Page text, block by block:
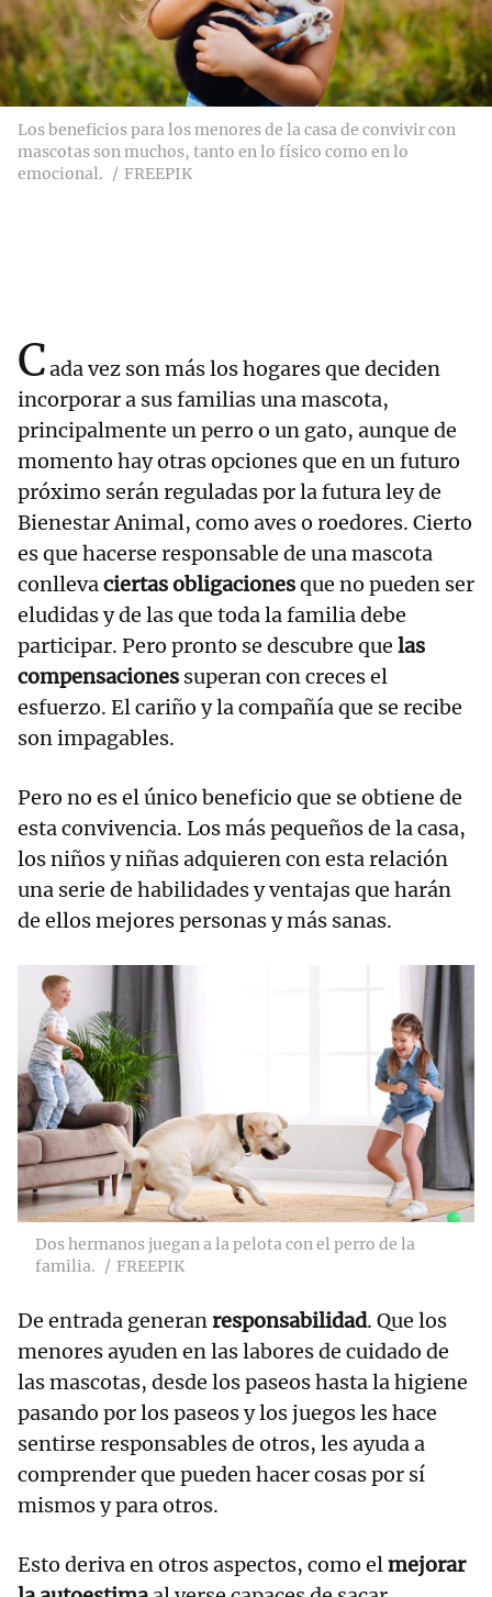
Los beneficios para los menores de la casa de convivir con
mascotas son muchos, tanto en lo físico como en lo
emocional.
FREEPIK
Cada vez son más los hogares que deciden
incorporar a sus familias una mascota,
principalmente un perro o un gato, aunque de
momento hay otras opciones que en un futuro
próximo serán reguladas por la futura ley de
Bienestar Animal, como aves o roedores. Cierto
es que hacerse responsable de una mascota
conllevaciertas obligacionesque no pueden ser
eludidas y de las que toda la familia debe
participar. Pero pronto se descubre que las
compensaciones superan con creces el
esfuerzo. El cariño y la compañía que se recibe
son impagables.
Pero no es el único beneficio que se obtiene de
esta convivencia. Los más pequeños de la casa,
los niños y niñas adquieren con esta relación
una serie de habilidades y ventajas que harán
de ellos mejores personas y más sanas.
Dos hermanos juegan a la pelota con el perro de la
familia.
FREEPIK
De entrada generanresponsabilidad. Que los
menores ayuden en las labores de cuidado de
las mascotas, desde los paseos hasta la higiene
pasando por los paseos y los juegos les hace
sentirse responsables de otros, les ayuda a
comprender que pueden hacer cosas por sí
mismos y para otros.
Esto deriva en otros aspectos, como elmejorar